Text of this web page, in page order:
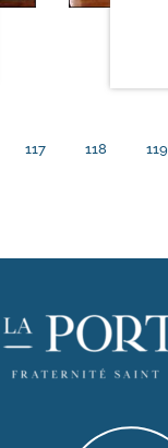
117 118 119